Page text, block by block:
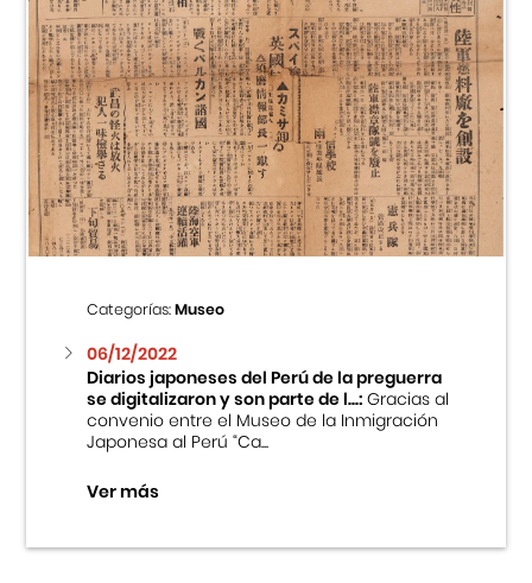
Categorías:Museo
06/12/2022
Diarios japoneses del Perú de la preguerra
se digitalizaron y son parte de l...:Gracias al
convenio entre el Museo de la Inmigración
Japonesa al Perú “Ca...
Ver más